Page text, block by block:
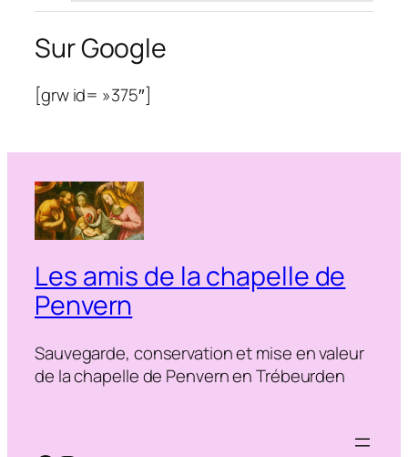
Sur Google
[grw id= »375″]
Les amis de la chapelle de
Penvern
Sauvegarde, conservation et mise en valeur
de la chapelle de Penvern en Trébeurden